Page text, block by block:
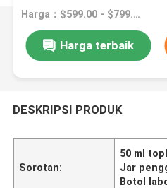
Keramik Industri
Harga：$599.00 - $799.00/sets
Harga terbaik
DESKRIPSI PRODUK
Sorotan:
50 ml
Jar
Botol